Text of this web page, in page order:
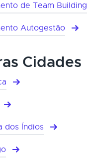
de Team Building
Autogestão
Cidades
dos Índios